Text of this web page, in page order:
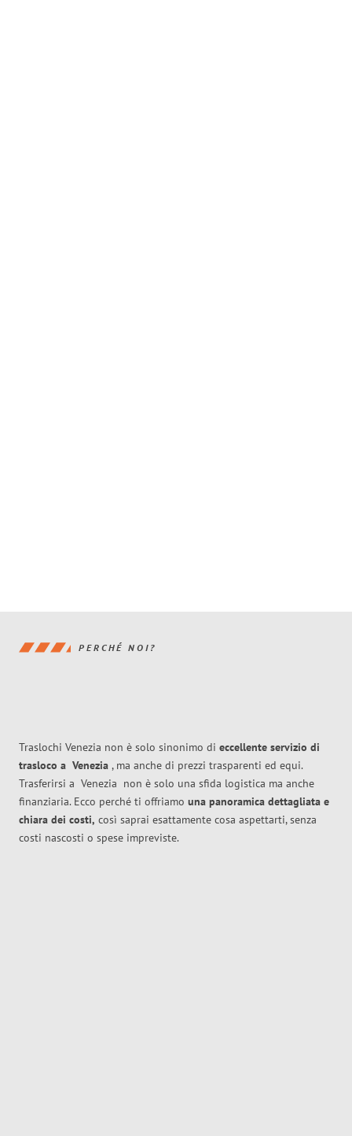
PERCHÉ NOI?
Traslochi Venezia non è solo sinonimo di eccellente servizio di
trasloco a Venezia , ma anche di prezzi trasparenti ed equi.
Trasferirsi a Venezia non è solo una sfida logistica ma anche
finanziaria. Ecco perché ti offriamo una panoramica dettagliata e
chiara dei costi, così saprai esattamente cosa aspettarti, senza
costi nascosti o spese impreviste.